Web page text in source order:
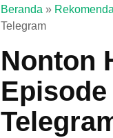
Beranda »
Telegram
Nonton